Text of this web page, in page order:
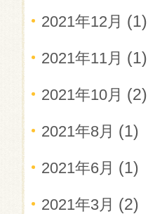
2021年12月 (1)
2021年11月 (1)
2021年10月 (2)
2021年8月 (1)
2021年6月 (1)
2021年3月 (2)